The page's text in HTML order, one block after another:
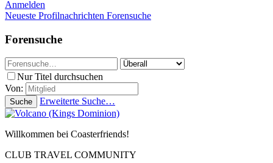
Anmelden
Neueste Profilnachrichten Forensuche
Forensuche
Nur Titel durchsuchen
Von:
Suche Erweiterte Suche…
Willkommen bei Coasterfriends!
CLUB TRAVEL COMMUNITY